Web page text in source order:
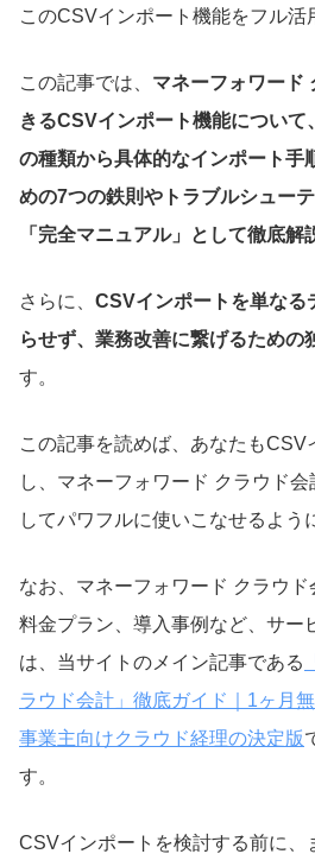
このCSVインポート機能をフル活
この記事では、 マネーフォワード
きるCSVインポート機能について
の種類から具体的なインポート手
めの7つの鉄則やトラブルシュー
「完全マニュアル」として徹底解
さらに、 CSVインポートを単なる
らせず、業務改善に繋げるための
す。
この記事を読めば、あなたもCSV
し、マネーフォワード クラウド
してパワフルに使いこなせるよう
なお、マネーフォワード クラウ
料金プラン、導入事例など、サー
は、当サイトのメイン記事である
ラウド会計」徹底ガイド｜1ヶ月
事業主向けクラウド経理の決定版
す。
CSVインポートを検討する前に、